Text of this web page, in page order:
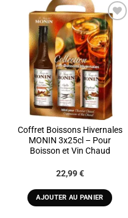
ADD TO
WISHLIST
Coffret Boissons Hivernales
MONIN 3x25cl – Pour
Boisson et Vin Chaud
22,99€
AJOUTER AU PANIER